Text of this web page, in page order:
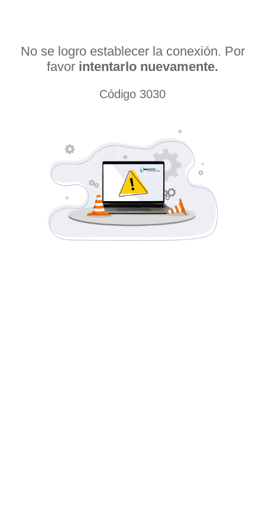
No se logro establecer la conexión. Por
favor intentarlo nuevamente.
Código 3030